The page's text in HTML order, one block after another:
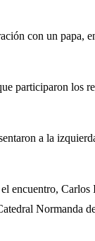
con un papa,
participaron los
a la
encuentro, Carlos
Normanda